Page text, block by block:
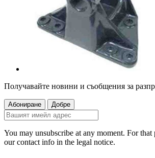
Получавайте новини и съобщения за
You may unsubscribe at any moment. For that
our contact info in the legal notice.